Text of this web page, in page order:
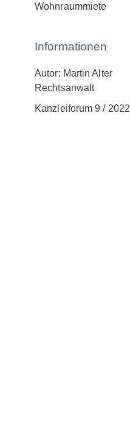
Wohnraummiete
Informationen
Autor: Martin Alter
Rechtsanwalt
Kanzleiforum 9 / 2022